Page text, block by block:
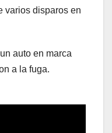
varios disparos en
auto en marca
a la fuga.